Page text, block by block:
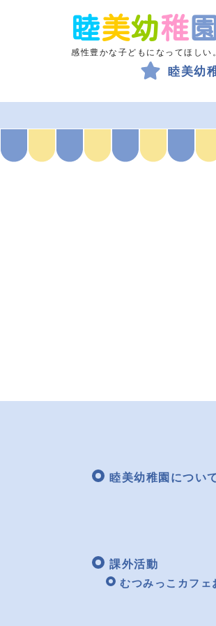
睦美幼稚 園
感性豊かな子どもになってほしい。
睦美幼
睦美幼稚園につい
課外活動
むつみっこカフェ